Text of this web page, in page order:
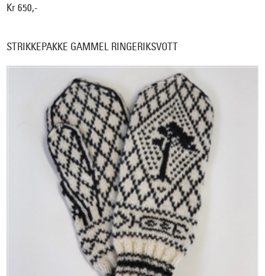
Kr 650,-
STRIKKEPAKKE GAMMEL RINGERIKSVOTT